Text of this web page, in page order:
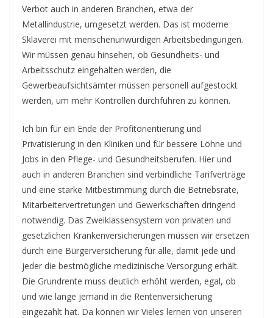
Verbot auch in anderen Branchen, etwa der
Metallindustrie, umgesetzt werden. Das ist moderne
Sklaverei mit menschenunwürdigen Arbeitsbedingungen.
Wir müssen genau hinsehen, ob Gesundheits- und
Arbeitsschutz eingehalten werden, die
Gewerbeaufsichtsämter müssen personell aufgestockt
werden, um mehr Kontrollen durchführen zu können.
Ich bin für ein Ende der Profitorientierung und
Privatisierung in den Kliniken und für bessere Löhne und
Jobs in den Pflege- und Gesundheitsberufen. Hier und
auch in anderen Branchen sind verbindliche Tarifverträge
und eine starke Mitbestimmung durch die Betriebsräte,
Mitarbeitervertretungen und Gewerkschaften dringend
notwendig. Das Zweiklassensystem von privaten und
gesetzlichen Krankenversicherungen müssen wir ersetzen
durch eine Bürgerversicherung für alle, damit jede und
jeder die bestmögliche medizinische Versorgung erhält.
Die Grundrente muss deutlich erhöht werden, egal, ob
und wie lange jemand in die Rentenversicherung
eingezahlt hat. Da können wir Vieles lernen von unseren